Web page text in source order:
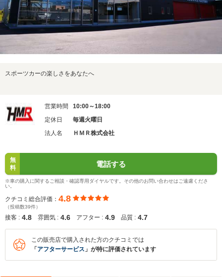
スポーツカーの楽しさをあなたへ
営業時間
10:00～18:00
定休日
毎週火曜日
法人名
ＨＭＲ株式会社
無
料
電話する
※車の購入に関するご相談・確認専用ダイヤルです。その他のお問い合わせはご遠慮くださ
い。
クチコミ総合評価： 4.8
（投稿数39件）
接客 : 4.8 雰囲気 : 4.6 アフター : 4.9 品質 : 4.7
この販売店で購入された方のクチコミでは
「 アフターサービス 」が特に評価されています